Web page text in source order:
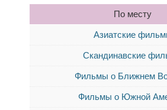
По месту
Азиатские
Скандинавские
Фильмы о Ближнем
Фильмы о Южной